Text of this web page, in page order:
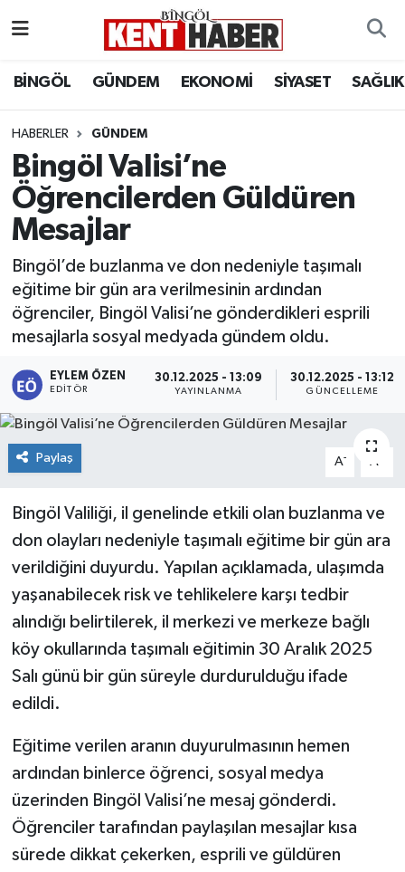
BİNGÖL GÜNDEM EKONOMİ SİYASET SAĞLIK
HABERLER GÜNDEM
Bingöl Valisi’ne
Öğrencilerden Güldüren
Mesajlar
Bingöl’de buzlanma ve don nedeniyle taşımalı
eğitime bir gün ara verilmesinin ardından
öğrenciler, Bingöl Valisi’ne gönderdikleri esprili
mesajlarla sosyal medyada gündem oldu.
EYLEM ÖZEN
EDITÖR
30.12.2025 - 13:09
YAYINLANMA
30.12.2025 - 13:12
GÜNCELLEME
Paylaş A- A
Bingöl Valiliği, il genelinde etkili olan buzlanma ve
don olayları nedeniyle taşımalı eğitime bir gün ara
verildiğini duyurdu. Yapılan açıklamada, ulaşımda
yaşanabilecek risk ve tehlikelere karşı tedbir
alındığı belirtilerek, il merkezi ve merkeze bağlı
köy okullarında taşımalı eğitimin 30 Aralık 2025
Salı günü bir gün süreyle durdurulduğu ifade
edildi.
Eğitime verilen aranın duyurulmasının hemen
ardından binlerce öğrenci, sosyal medya
üzerinden Bingöl Valisi’ne mesaj gönderdi.
Öğrenciler tarafından paylaşılan mesajlar kısa
sürede dikkat çekerken, esprili ve güldüren
BİLİM-TEKNOLOJİ
DÜNYA
EĞİTİM
GENÇ
GÜNDEM
KARLIOVA
RESMİ İLANLAR
SAĞLIK
SİYASET
SOLHAN
YEDİSU
Bingöl Hava Durumu
Bingöl Namaz Vakitleri
Bingöl Trafik Yoğunluk Haritası
Tüm Manşetler
Son Dakika Haberleri
Haber Arşivi